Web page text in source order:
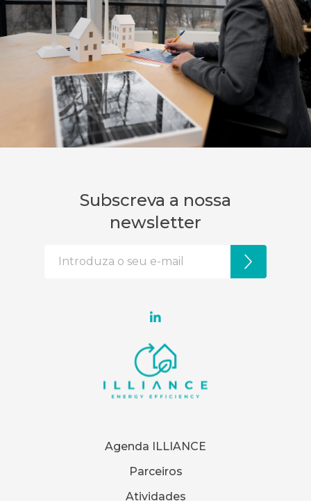
Agenda ILLIANCE
Parceiros
Atividades
Subscreva a nossa
newsletter